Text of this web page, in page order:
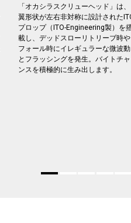
「オカシラスクリューヘッド」は、
翼形状が左右非対称に設計された
プロップ（ITO-Engineering製）を
載し、デッドスローリトリーブ時や
フォール時にイレギュラーな微波動
とフラッシングを発生。バイトチャ
ンスを積極的に生み出します。